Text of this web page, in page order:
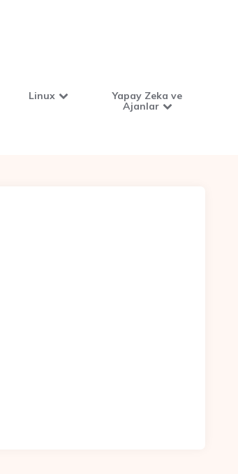
Linux
Yapay Zeka ve
Ajanlar